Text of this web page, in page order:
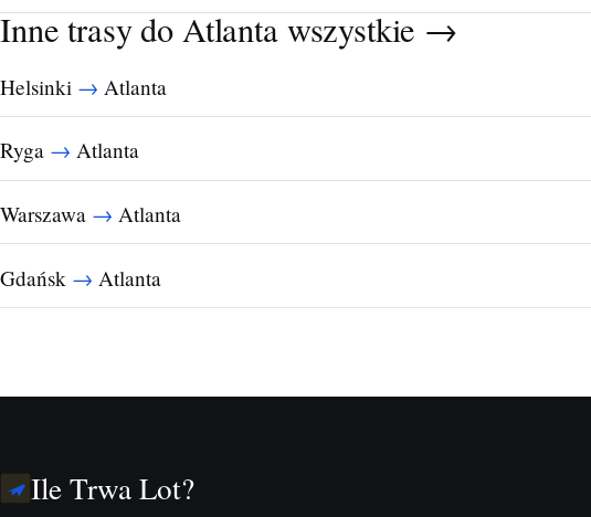
Inne trasy do Atlantawszystkie →
Helsinki → Atlanta
Ryga → Atlanta
Warszawa → Atlanta
Gdańsk → Atlanta
Ile Trwa Lot?